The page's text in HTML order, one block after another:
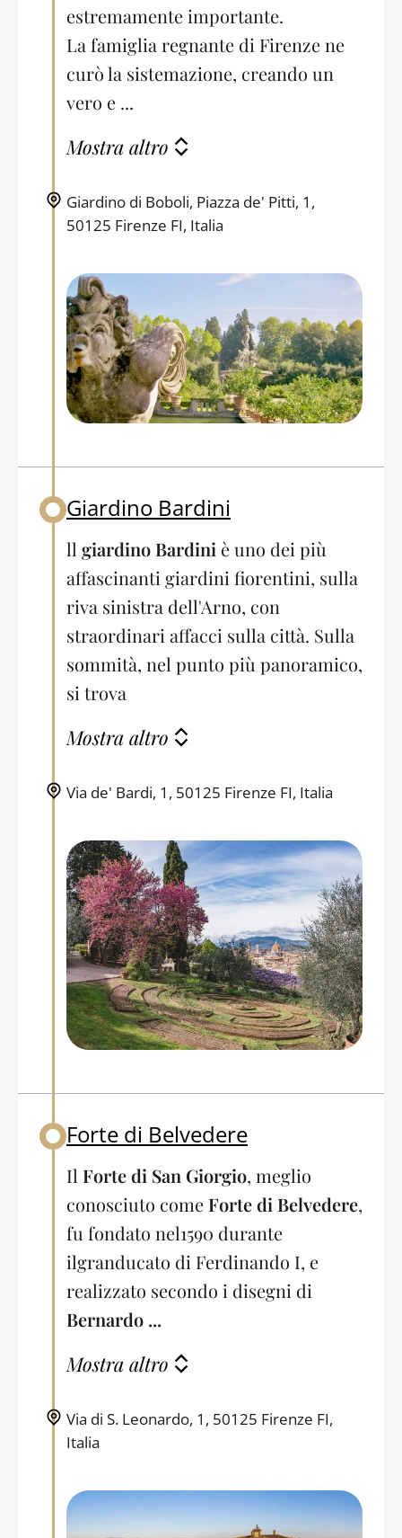
estremamente importante.
La famiglia regnante di Firenze ne
curò la sistemazione, creando un
vero e ...
Mostra altro
Giardino di Boboli, Piazza de' Pitti, 1,
50125 Firenze FI, Italia
Back to table of contents
Giardino Bardini
ll giardino Bardini è uno dei più
affascinanti giardini fiorentini, sulla
riva sinistra dell'Arno, con
straordinari affacci sulla città. Sulla
sommità, nel punto più panoramico,
si trova
Mostra altro
Via de' Bardi, 1, 50125 Firenze FI, Italia
Back to table of contents
Forte di Belvedere
Il Forte di San Giorgio, meglio
conosciuto come Forte di Belvedere,
fu fondato nel1590 durante
ilgranducato di Ferdinando I, e
realizzato secondo i disegni di
Bernardo ...
Mostra altro
Via di S. Leonardo, 1, 50125 Firenze FI,
Italia